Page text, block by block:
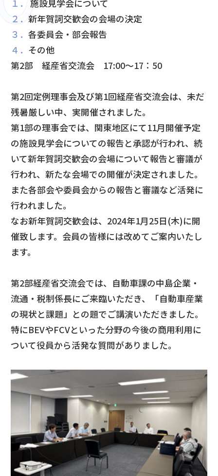
１．
施設見学会について
２．新年賀詞交歓会の会場の決定
３．各委員会・部会報告
４． その他
第2部 経産省交流会 17:00～17：50
第2回定例理事会及び第1回経産省交流会は、未だ
残暑厳しい中、実開催されました。
第1部の理事会では、関東地区にて11月開催予定
の施設見学会についての報告と承認が行われ、続
いて新年賀詞交歓会の会場について報告と審議が
行われ、新たな会場での開催が決定されました。
また各部会や委員会からの報告と審議など活発に
行われました。
なお新年賀詞交歓会は、2024年1月25日(木)に開
催致します。会員の皆様には改めてご案内いたし
ます。
第2部経産省交流会では、自動車課の中島企業・
流通・税制係長にご来臨いただき、「自動車産業
の現状と課題」との題でご講演いただきました。
特にBEVやFCVといった分野の今後の商用利用に
ついて役員から活発な質問がありました。